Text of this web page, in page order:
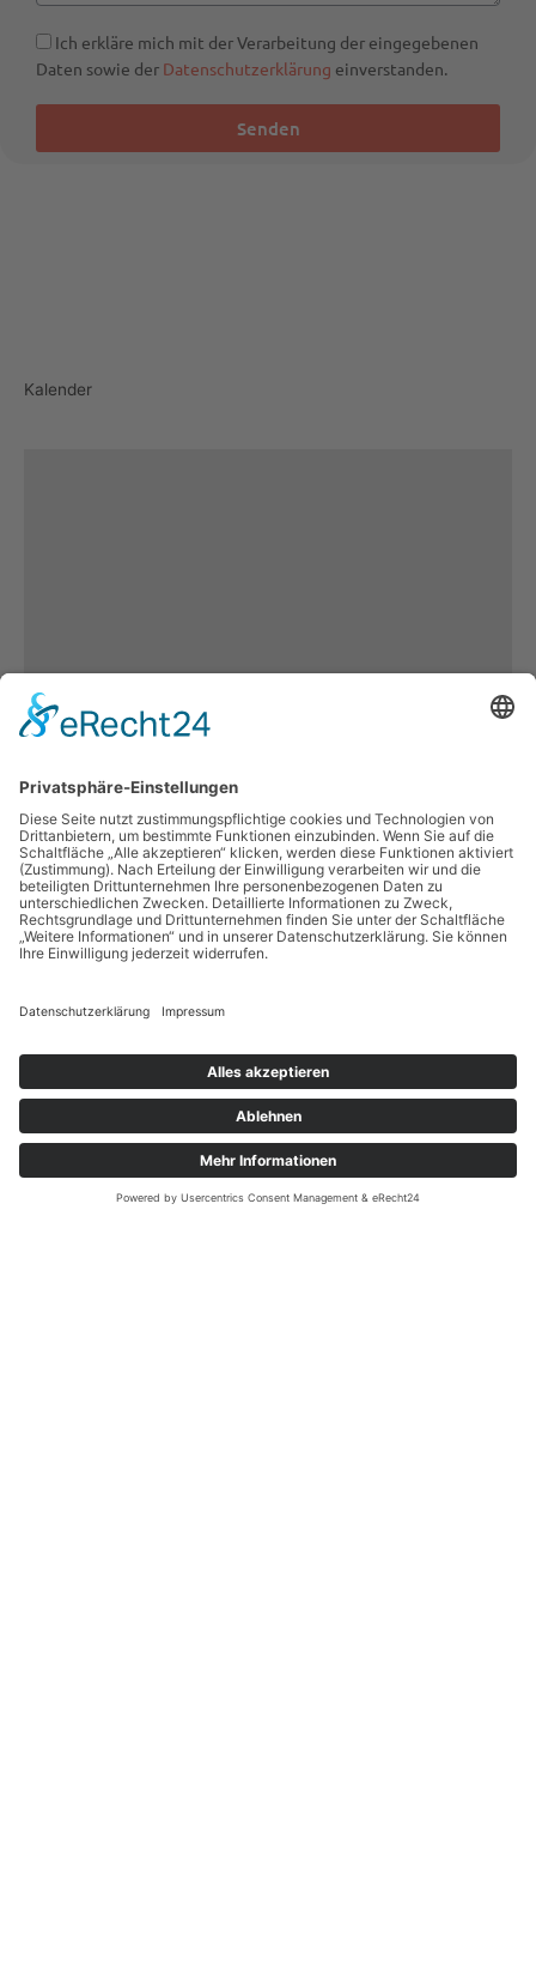
Ich erkläre mich mit der Verarbeitung der eingegebenen
Daten sowie der Datenschutzerklärung einverstanden.
Senden
Kalender
Es keine
weiteren
Inhalten